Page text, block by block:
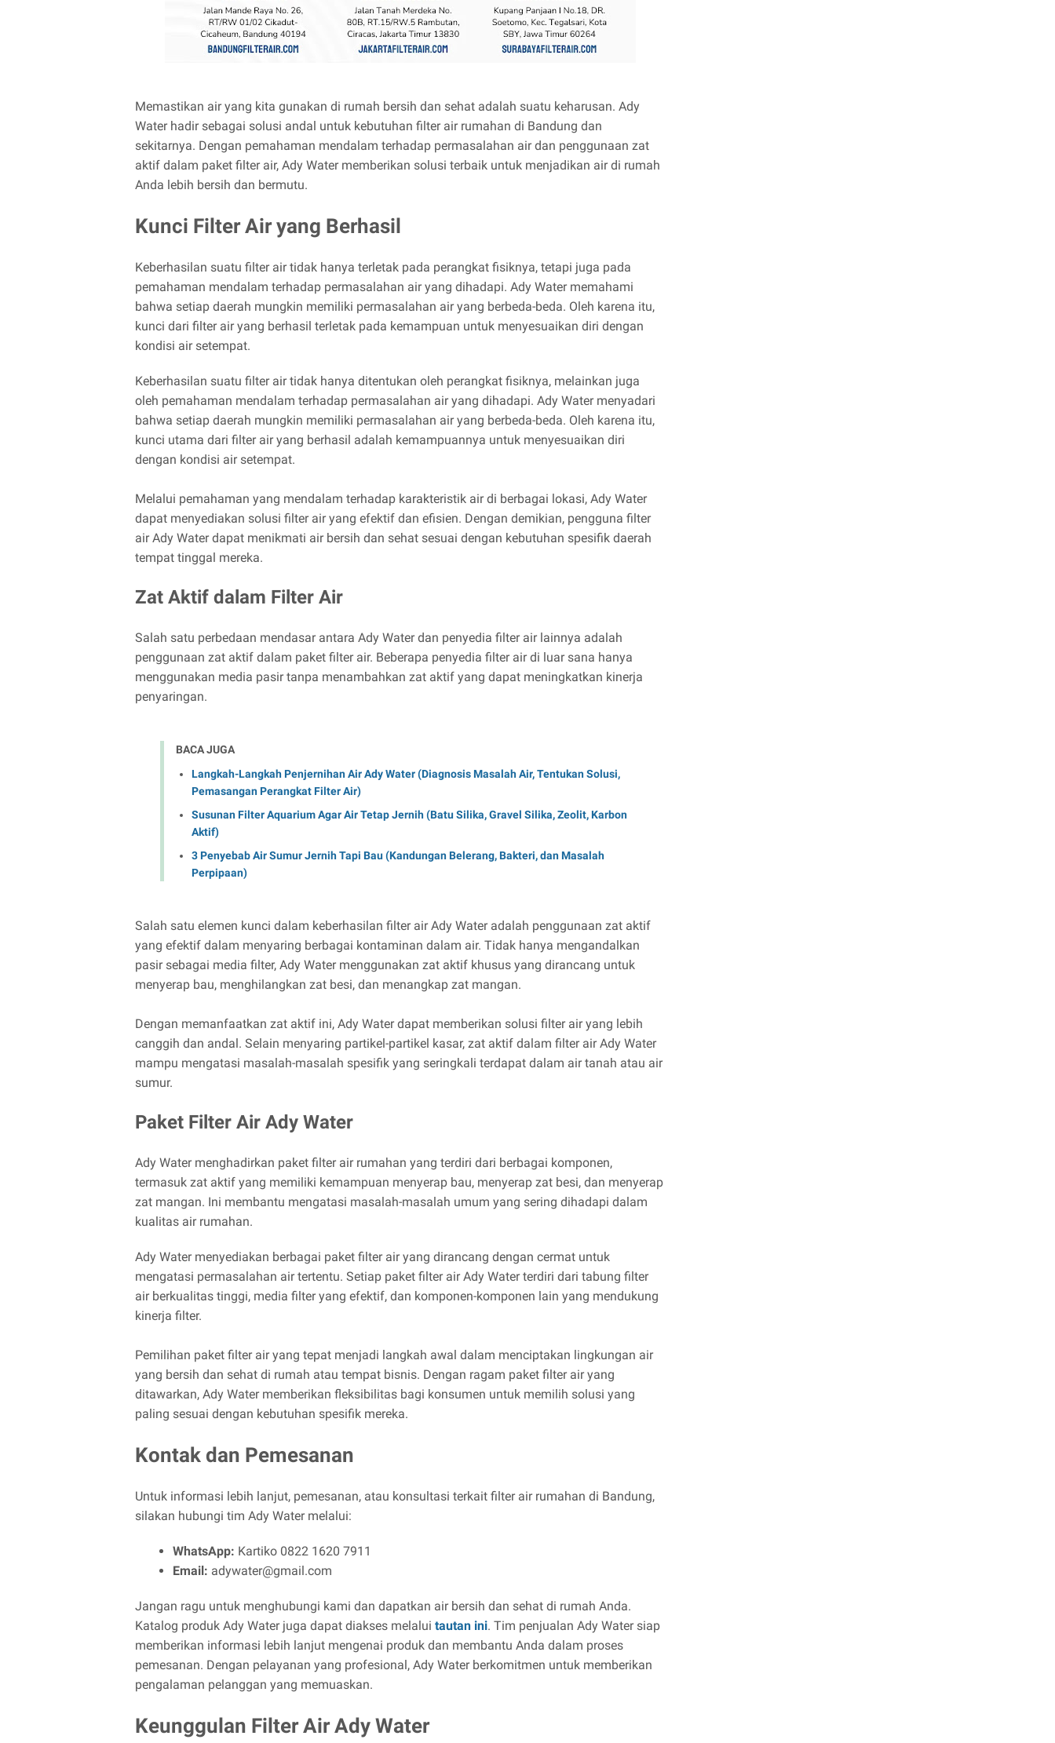
Memastikan air yang kita gunakan di rumah bersih dan sehat adalah suatu keharusan. Ady
Water hadir sebagai solusi andal untuk kebutuhan filter air rumahan di Bandung dan
sekitarnya. Dengan pemahaman mendalam terhadap permasalahan air dan penggunaan zat
aktif dalam paket filter air, Ady Water memberikan solusi terbaik untuk menjadikan air di rumah
Anda lebih bersih dan bermutu.
Kunci Filter Air yang Berhasil
Keberhasilan suatu filter air tidak hanya terletak pada perangkat fisiknya, tetapi juga pada
pemahaman mendalam terhadap permasalahan air yang dihadapi. Ady Water memahami
bahwa setiap daerah mungkin memiliki permasalahan air yang berbeda-beda. Oleh karena itu,
kunci dari filter air yang berhasil terletak pada kemampuan untuk menyesuaikan diri dengan
kondisi air setempat.
Keberhasilan suatu filter air tidak hanya ditentukan oleh perangkat fisiknya, melainkan juga
oleh pemahaman mendalam terhadap permasalahan air yang dihadapi. Ady Water menyadari
bahwa setiap daerah mungkin memiliki permasalahan air yang berbeda-beda. Oleh karena itu,
kunci utama dari filter air yang berhasil adalah kemampuannya untuk menyesuaikan diri
dengan kondisi air setempat.
Melalui pemahaman yang mendalam terhadap karakteristik air di berbagai lokasi, Ady Water
dapat menyediakan solusi filter air yang efektif dan efisien. Dengan demikian, pengguna filter
air Ady Water dapat menikmati air bersih dan sehat sesuai dengan kebutuhan spesifik daerah
tempat tinggal mereka.
Zat Aktif dalam Filter Air
Salah satu perbedaan mendasar antara Ady Water dan penyedia filter air lainnya adalah
penggunaan zat aktif dalam paket filter air. Beberapa penyedia filter air di luar sana hanya
menggunakan media pasir tanpa menambahkan zat aktif yang dapat meningkatkan kinerja
penyaringan.
BACA JUGA
Langkah-Langkah Penjernihan Air Ady Water (Diagnosis Masalah Air, Tentukan Solusi,
Pemasangan Perangkat Filter Air)
Susunan Filter Aquarium Agar Air Tetap Jernih (Batu Silika, Gravel Silika, Zeolit, Karbon
Aktif)
3 Penyebab Air Sumur Jernih Tapi Bau (Kandungan Belerang, Bakteri, dan Masalah
Perpipaan)
Salah satu elemen kunci dalam keberhasilan filter air Ady Water adalah penggunaan zat aktif
yang efektif dalam menyaring berbagai kontaminan dalam air. Tidak hanya mengandalkan
pasir sebagai media filter, Ady Water menggunakan zat aktif khusus yang dirancang untuk
menyerap bau, menghilangkan zat besi, dan menangkap zat mangan.
Dengan memanfaatkan zat aktif ini, Ady Water dapat memberikan solusi filter air yang lebih
canggih dan andal. Selain menyaring partikel-partikel kasar, zat aktif dalam filter air Ady Water
mampu mengatasi masalah-masalah spesifik yang seringkali terdapat dalam air tanah atau air
sumur.
Paket Filter Air Ady Water
Ady Water menghadirkan paket filter air rumahan yang terdiri dari berbagai komponen,
termasuk zat aktif yang memiliki kemampuan menyerap bau, menyerap zat besi, dan menyerap
zat mangan. Ini membantu mengatasi masalah-masalah umum yang sering dihadapi dalam
kualitas air rumahan.
Ady Water menyediakan berbagai paket filter air yang dirancang dengan cermat untuk
mengatasi permasalahan air tertentu. Setiap paket filter air Ady Water terdiri dari tabung filter
air berkualitas tinggi, media filter yang efektif, dan komponen-komponen lain yang mendukung
kinerja filter.
Pemilihan paket filter air yang tepat menjadi langkah awal dalam menciptakan lingkungan air
yang bersih dan sehat di rumah atau tempat bisnis. Dengan ragam paket filter air yang
ditawarkan, Ady Water memberikan fleksibilitas bagi konsumen untuk memilih solusi yang
paling sesuai dengan kebutuhan spesifik mereka.
Kontak dan Pemesanan
Untuk informasi lebih lanjut, pemesanan, atau konsultasi terkait filter air rumahan di Bandung,
silakan hubungi tim Ady Water melalui:
WhatsApp: Kartiko 0822 1620 7911
Email: adywater@gmail.com
Jangan ragu untuk menghubungi kami dan dapatkan air bersih dan sehat di rumah Anda.
Katalog produk Ady Water juga dapat diakses melalui tautan ini. Tim penjualan Ady Water siap
memberikan informasi lebih lanjut mengenai produk dan membantu Anda dalam proses
pemesanan. Dengan pelayanan yang profesional, Ady Water berkomitmen untuk memberikan
pengalaman pelanggan yang memuaskan.
Keunggulan Filter Air Ady Water